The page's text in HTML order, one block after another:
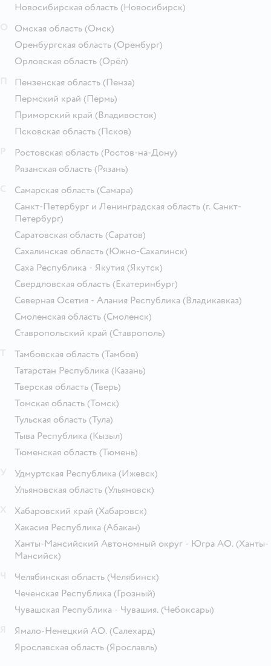
Новосибирская область (Новосибирск)
Омская область (Омск)
Оренбургская область (Оренбург)
Орловская область (Орёл)
Пензенская область (Пенза)
Пермский край (Пермь)
Приморский край (Владивосток)
Псковская область (Псков)
Ростовская область (Ростов-на-Дону)
Рязанская область (Рязань)
Самарская область (Самара)
Санкт-Петербург и Ленинградская область (г. Санкт-
Петербург)
Саратовская область (Саратов)
Сахалинская область (Южно-Сахалинск)
Саха Республика - Якутия (Якутск)
Свердловская область (Екатеринбург)
Северная Осетия - Алания Республика (Владикавказ)
Смоленская область (Смоленск)
Ставропольский край (Ставрополь)
Тамбовская область (Тамбов)
Татарстан Республика (Казань)
Тверская область (Тверь)
Томская область (Томск)
Тульская область (Тула)
Тыва Республика (Кызыл)
Тюменская область (Тюмень)
Удмуртская Республика (Ижевск)
Ульяновская область (Ульяновск)
Хабаровский край (Хабаровск)
Хакасия Республика (Абакан)
Ханты-Мансийский Автономный округ - Югра АО. (Ханты-
Мансийск)
Челябинская область (Челябинск)
Чеченская Республика (Грозный)
Чувашская Республика - Чувашия. (Чебоксары)
Ямало-Ненецкий АО. (Салехард)
Ярославская область (Ярославль)